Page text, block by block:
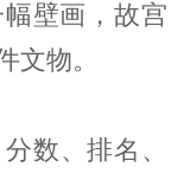
壁画，故宫
文物。
数、排名、